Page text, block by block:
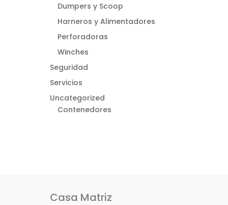
Dumpers y Scoop
Harneros y Alimentadores
Perforadoras
Winches
Seguridad
Servicios
Uncategorized
Contenedores
Casa Matriz